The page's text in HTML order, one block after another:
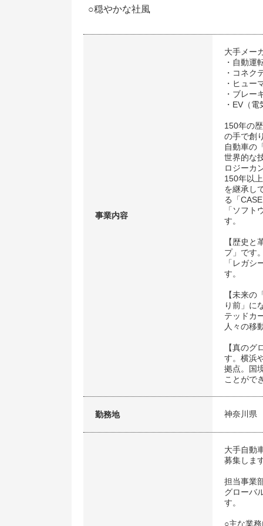
○穏やかな社風
事業内容
大手メー
・自動運
・コネク
・ヒュー
・ブレー
・EV（
150年の
の手で創
自動車の
世界的な
ロジーカ
150年以
を継承し
る「
「ソフ
す。
【歴史
プ」です
「レガ
す。
【未来
り前」に
テッドカ
人々の移
【真の
す。横浜
拠点。国
ことがで
勤務地 神奈川県
大手自動
募集しま
担当事業
グローバ
す。
○主な業